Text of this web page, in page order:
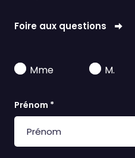
Foire aux questions
Mme M.
Prénom *